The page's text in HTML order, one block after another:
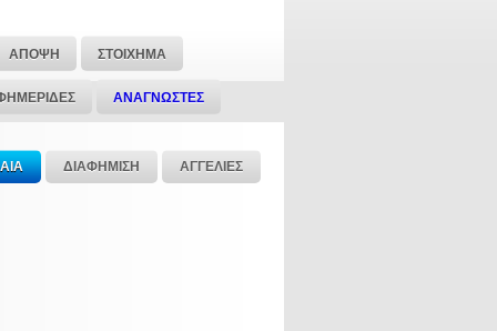
ΑΠΟΨΗ ΣΤΟΙΧΗΜΑ
ΑΝΑΓΝΩΣΤΕΣ
ΔΙΑΦΗΜΙΣΗ ΑΓΓΕΛΙΕΣ